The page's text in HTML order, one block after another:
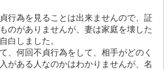
行為を見ることは出来ませんので、証
のがありませんが、妻は家庭を壊した
白しました。
、何回不貞行為をして、相手がどのく
がある人なのかはわかりませんが、名